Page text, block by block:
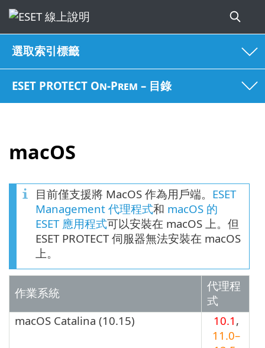
選取索引標籤
ESET PROTECT On-Prem – 目錄
macOS
目前僅支援將 MacOS 作為用戶端。 ESET
Management 代理程式和 macOS 的
ESET 應用程式可以安裝在 macOS 上。但
ESET PROTECT 伺服器無法安裝在 macOS
上。
作業系統
代理程
式
macOS Catalina (10.15)
10.1 ,
11.0–